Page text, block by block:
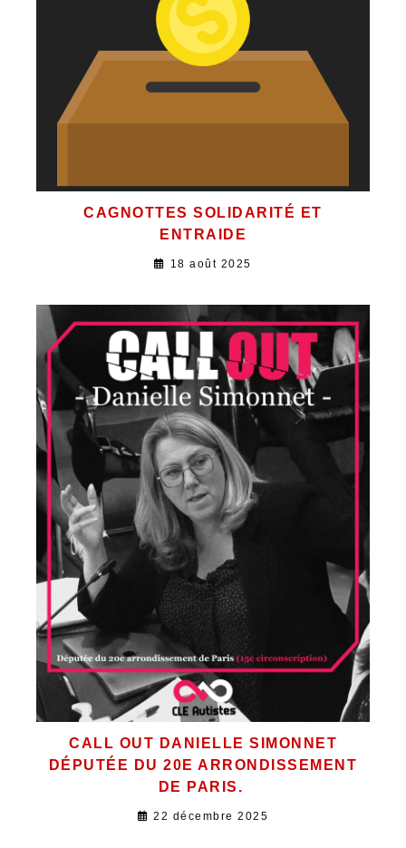
CAGNOTTES SOLIDARITÉ ET
ENTRAIDE
18 août 2025
CALL OUT DANIELLE SIMONNET
DÉPUTÉE DU 20E ARRONDISSEMENT
DE PARIS.
22 décembre 2025